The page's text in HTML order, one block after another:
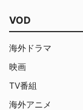
VOD
海外ドラマ
映画
TV番組
海外アニメ